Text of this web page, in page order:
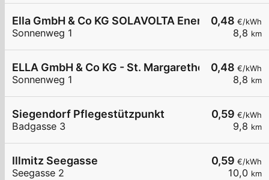
0,48 €/kWh
8,8 km
Ella GmbH & Co KG SOLAVOLTA Energie- und
Sonnenweg 1
0,48 €/kWh
8,8 km
ELLA GmbH & Co KG - St. Margarethen - Solavolta
Sonnenweg 1
0,59 €/kWh
9,8 km
Siegendorf Pflegestützpunkt
Badgasse 3
0,59 €/kWh
10,0 km
Illmitz Seegasse
Seegasse 2